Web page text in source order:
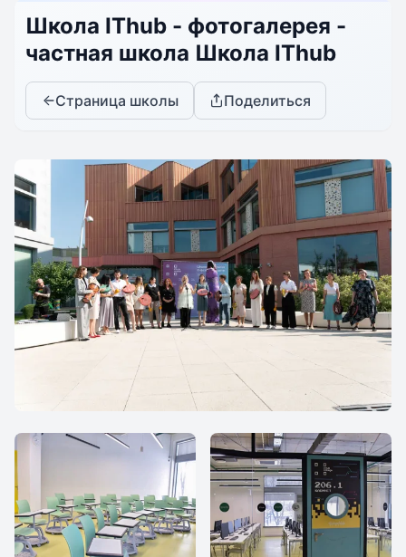
Школа IThub - фотогалерея -
частная школа Школа IThub
Страница школы Поделиться